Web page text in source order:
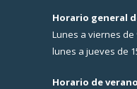
Horario general
Lunes a viernes de
lunes a jueves de
Horario de